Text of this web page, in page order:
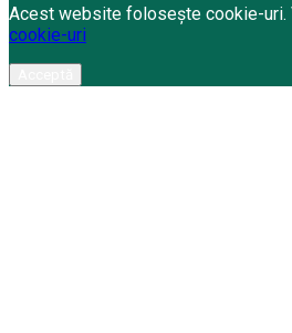
Acest website folosește cookie-uri.
cookie-uri